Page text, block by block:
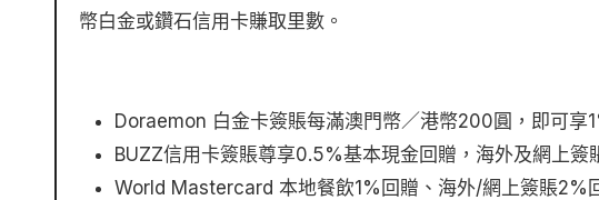
幣白金或鑽石信用卡賺取里數。
Doraemon 白金卡簽賬每滿澳門幣／港幣200圓，即可
BUZZ信用卡簽賬尊享0.5%基本現金回贈，海外及網上簽
World Mastercard 本地餐飲1%回贈、海外/網上簽賬2%